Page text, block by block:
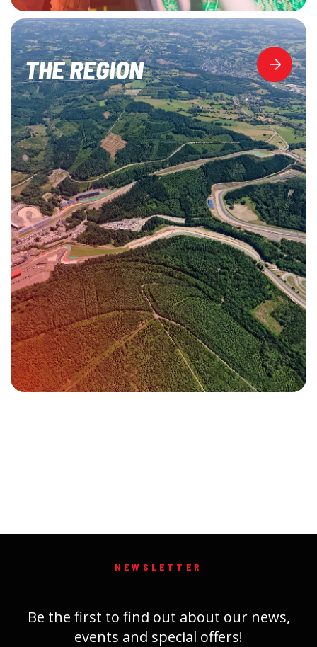
THE REGION
NEWSLETTER
Be the first to find out about our news,
events and special offers!